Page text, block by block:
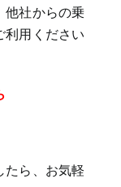
他社からの乗
利用ください
たら、お気軽